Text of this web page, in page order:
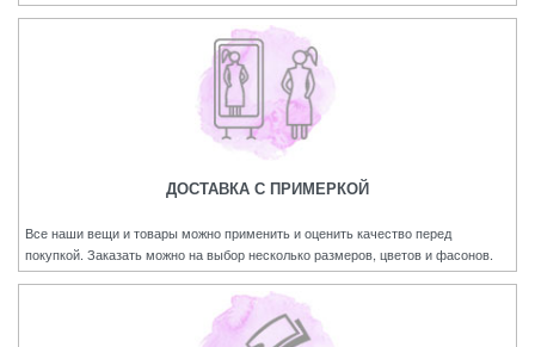
ДОСТАВКА С ПРИМЕРКОЙ
Все наши вещи и товары можно применить и оценить качество перед
покупкой. Заказать можно на выбор несколько размеров, цветов и фасонов.